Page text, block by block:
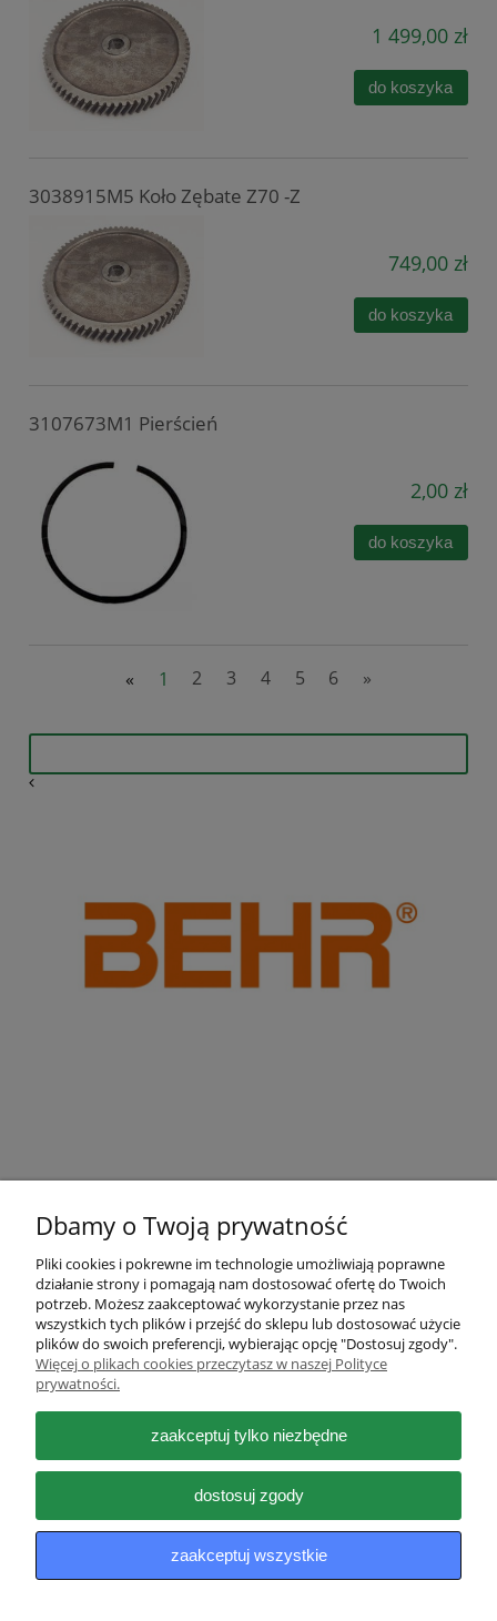
1 499,00 zł
do koszyka
3038915M5 Koło Zębate Z70 -Z
749,00 zł
do koszyka
3107673M1 Pierścień
2,00 zł
do koszyka
« 1 2 3 4 5 6 »
Pomoc
Moje konto
Płatności i dostawa
Informacje
O nas
Dbamy o Twoją prywatność
Pliki cookies i pokrewne im technologie umożliwiają poprawne
działanie strony i pomagają nam dostosować ofertę do Twoich
potrzeb. Możesz zaakceptować wykorzystanie przez nas
wszystkich tych plików i przejść do sklepu lub dostosować użycie
plików do swoich preferencji, wybierając opcję "Dostosuj zgody".
Więcej o plikach cookies przeczytasz w naszej Polityce
prywatności.
zaakceptuj tylko niezbędne
dostosuj zgody
zaakceptuj wszystkie